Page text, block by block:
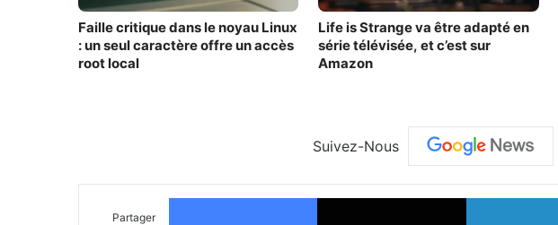
Faille critique dans le noyau Linux
: un seul caractère offre un accès
root local
Life is Strange va être adapté en
série télévisée, et c’est sur
Amazon
Suivez-Nous
Partager
Facebook X